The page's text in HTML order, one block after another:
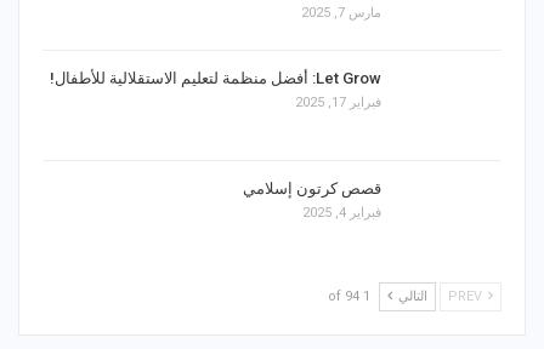
مارس 7, 2025
Let Grow: أفضل منظمة لتعليم الاستقلالية للأطفال!
فبراير 17, 2025
قصص كرتون إسلامي
فبراير 4, 2025
التالي 1 of 94